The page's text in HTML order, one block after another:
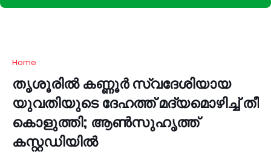
Home
തൃശൂരില്‍ കണ്ണൂര്‍ സ്വദേശിയായ
യുവതിയുടെ ദേഹത്ത് മദ്യമൊഴിച്ച്‌ തീ
കൊളുത്തി; ആണ്‍സുഹൃത്ത്
കസ്റ്റഡിയില്‍